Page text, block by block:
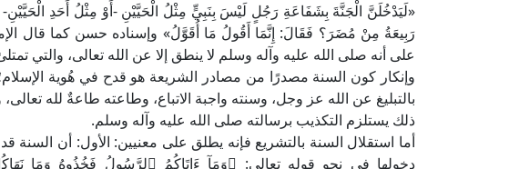
«لَيَدْخُلَنَّ الْجَنَّةَ بِشَفَاعَةِ رَجُلٍ لَيْسَ بِنَبِيٍّ مِثْلُ الْحَيَّيْنِ -أَوْ مِثْلُ أَحَدِ
رَبِيعَةُ مِنْ مُضَرَ؟ فَقَالَ: إِنَّمَا أَقُولُ مَا أُقَوَّلُ» وإسناده حسن كما قال
على أنه صلى الله عليه وآله وسلم لا ينطق إلا عن الله تعالى، والتي
وإنكار كون السنة مصدرًا من مصادر الشريعة هو قدح في هُوية
بالتبليغ عن الله عز وجل، وسنته واجبة الاتباع، وطاعته طاعةٌ لله تعالى،
ذلك يستلزم التكذيب برسالته صلى الله عليه وآله وسلم.
أما استقلال السنة بالتشريع فإنه يطلق على معنيين: الأول: أن